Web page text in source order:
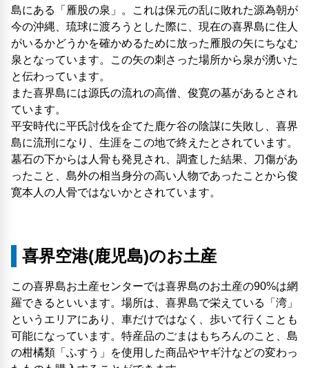
島にある「雁股の泉」。これは保元の乱に敗れた源為朝が
今の沖縄、琉球に渡ろうとした際に、現在の喜界島に住人
がいるかどうかを確かめるために放った雁股の矢にちなむ
泉となっています。この矢の刺さった場所から泉が湧いた
と伝わっています。
また喜界島には源氏の流れの高僧、俊寛の墓があるとされ
ています。
平安時代に平氏討伐を企てた鹿ケ谷の陰謀に失敗し、喜界
島に流刑になり、生涯をこの地で終えたとされています。
墓石の下からは人骨も発見され、調査した結果、刀傷があ
ったこと、島外の相当身分の高い人物であったことから俊
寛本人の人骨ではないかとされています。
喜界空港(鹿児島)のお土産
この喜界島お土産センターでは喜界島のお土産の90%は網
羅できるといいます。場所は、喜界島で栄えている「湾」
というエリアにあり、車だけではなく、歩いて行くことも
可能になっています。特産品のごまはもちろんのこと、島
の柑橘類「ふすう」を使用した商品やヤギ汁などの変わっ